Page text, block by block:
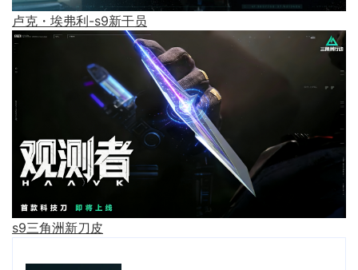
卢克・埃弗利-s9新干员
s9三角洲新刀皮